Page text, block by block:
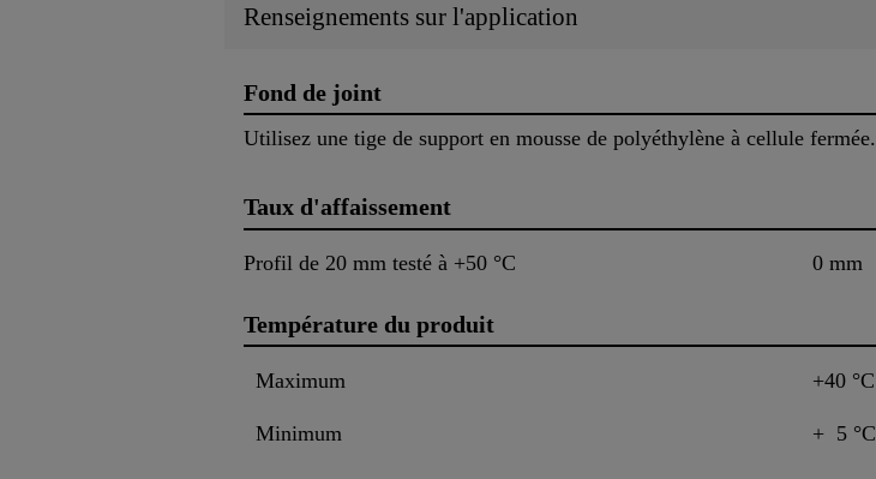
Renseignements sur l'application
Fond de joint
Utilisez une tige de support en mousse de polyéthylène à cellule fermée.
Taux d'affaissement
Profil de 20 mm testé à +50 °C 0 mm
Température du produit
Maximum +40 °C
Minimum + 5 °C